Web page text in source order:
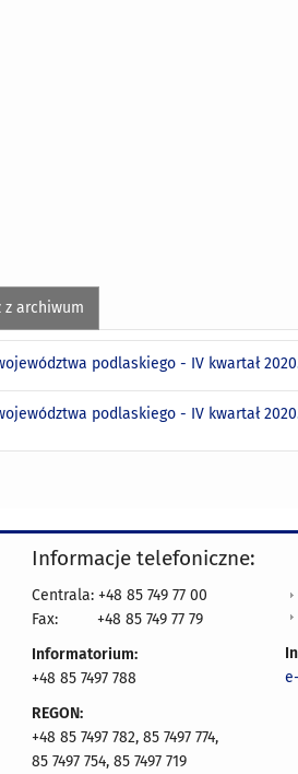
z archiwum
podlaskiego - IV kwartał
podlaskiego - IV kwartał
Informacje telefoniczne:
Centrala: +48 85 749 77 00
Fax:
+48 85 749 77 79
Informatorium:
+48 85 7497 788
REGON:
+48 85 7497 782, 85 7497 774,
85 7497 754, 85 7497 719